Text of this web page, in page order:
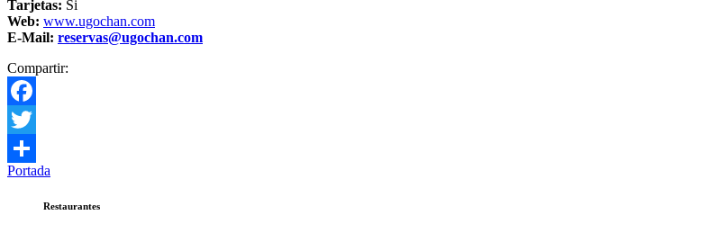
Tarjetas: Si
Web: www.ugochan.com
E-Mail: reservas@ugochan.com
Compartir:
Facebook
Twitter
Compartir
Portada
Restaurantes